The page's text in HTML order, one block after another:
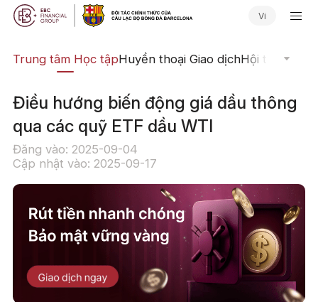
Vi
Trung tâm Học tậpHuyền thoại Giao dịchHội thảo
Điều hướng biến động giá dầu thông
qua các quỹ ETF dầu WTI
Đăng vào: 2025-09-04
Cập nhật vào: 2025-09-17